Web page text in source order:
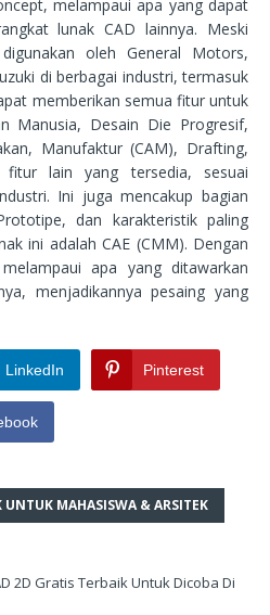
melampaui apa yang dapat
lunak CAD lainnya. Meski
oleh General Motors,
di berbagai industri, termasuk
memberikan semua fitur untuk
Manusia, Desain Die Progresif,
Manufaktur (CAM), Drafting,
fitur lain yang tersedia, sesuai
Ini juga mencakup bagian
dan karakteristik paling
ini adalah CAE (CMM). Dengan
apa yang ditawarkan
menjadikannya pesaing yang
LinkedIn Pinterest
UNTUK MAHASISWA & ARSITEK
2D Gratis Terbaik Untuk Dicoba Di